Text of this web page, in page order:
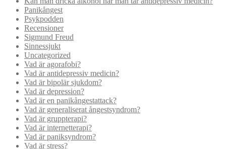
Panikångest
Psykpodden
Recensioner
Sigmund Freud
Sinnessjukt
Uncategorized
Vad är agorafobi?
Vad är antidepressiv medicin?
Vad är bipolär sjukdom?
Vad är depression?
Vad är en panikångestattack?
Vad är generaliserat ångestsyndrom?
Vad är gruppterapi?
Vad är internetterapi?
Vad är paniksyndrom?
Vad är stress?